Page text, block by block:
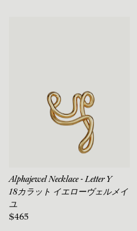
Alphajewel Necklace - Letter Y
18カラット イエローヴェルメイ
ユ
$465